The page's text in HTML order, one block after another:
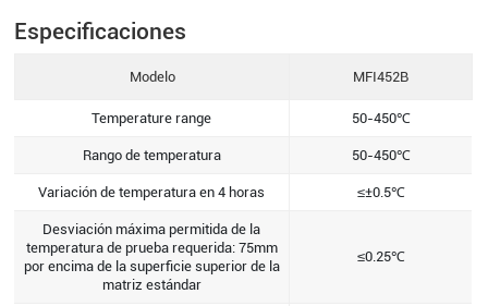
Especificaciones
Modelo MFI452B
Temperature range 50-450℃
Rango de temperatura 50-450℃
Variación de temperatura en 4 horas ≤±0.5℃
Desviación máxima permitida de la
temperatura de prueba requerida: 75mm
por encima de la superficie superior de la
matriz estándar
≤0.25℃